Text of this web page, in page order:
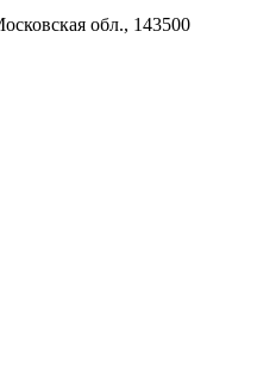
обл., 143500